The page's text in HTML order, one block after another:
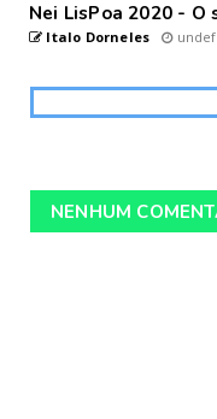
Nei LisPoa 2020 - O
Italo Dorneles
NENHUM